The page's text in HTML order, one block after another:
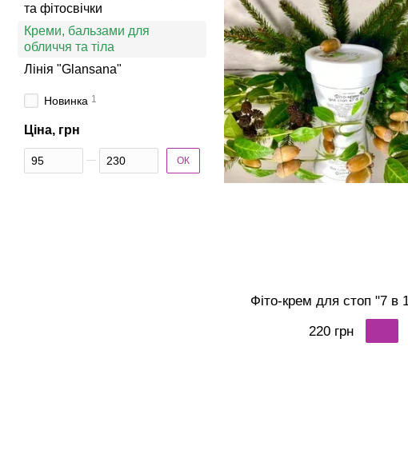
Фіто-крем для стоп "7 в
220 грн
та фітосвічки
Креми, бальзами для
обличчя та тіла
Лінія "Glansana"
Новинка 1
Ціна, грн
Від Ціна, грн
До Ціна, грн ОК